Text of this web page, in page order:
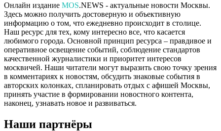
Онлайн издание MOS.NEWS - актуальные новости Москвы.
Здесь можно получить достоверную и объективную
информацию о том, что ежедневно происходит в столице.
Наш ресурс для тех, кому интересно все, что касается
любимого города. Основной принцип ресурса – правдивое и
оперативное освещение событий, соблюдение стандартов
качественной журналистики и приоритет интересов
москвичей. Наши читатели могут выразить свою точку зрения
в комментариях к новостям, обсудить знаковые события в
авторских колонках, спланировать отдых с афишей Москвы,
принять участие в формировании новостного контента,
наконец, узнавать новое и развиваться.
Наши партнёры